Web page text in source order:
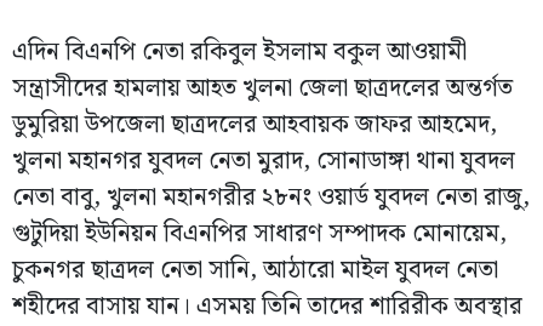
এদিন বিএনপি নেতা রকিবুল ইসলাম বকুল আওয়ামী
সন্ত্রাসীদের হামলায় আহত খুলনা জেলা ছাত্রদলের অন্তর্গত
ডুমুরিয়া উপজেলা ছাত্রদলের আহবায়ক জাফর আহমেদ,
খুলনা মহানগর যুবদল নেতা মুরাদ, সোনাডাঙ্গা থানা যুবদল
নেতা বাবু, খুলনা মহানগরীর ২৮নং ওয়ার্ড যুবদল নেতা রাজু,
গুটুদিয়া ইউনিয়ন বিএনপির সাধারণ সম্পাদক মোনায়েম,
চুকনগর ছাত্রদল নেতা সানি, আঠারো মাইল যুবদল নেতা
শহীদের বাসায় যান। এসময় তিনি তাদের শারিরীক অবস্থার